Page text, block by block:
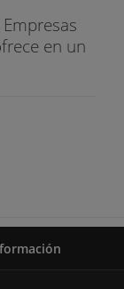
en un